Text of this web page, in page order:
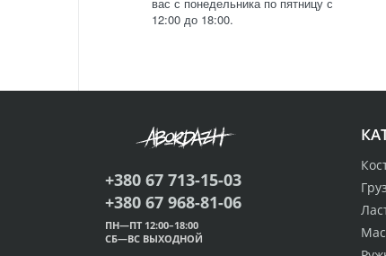
вас с понедельника по пятницу с
12:00 до 18:00.
+380 67 713-15-03
+380 67 968-81-06
ПН—ПТ 12:00–18:00
СБ—ВС ВЫХОДНОЙ